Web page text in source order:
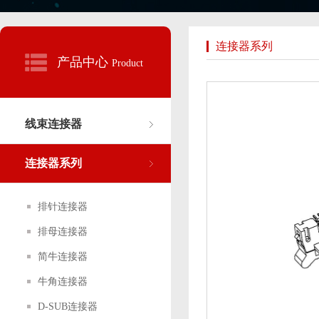
产品中心 Product
线束连接器
连接器系列
排针连接器
排母连接器
简牛连接器
牛角连接器
D-SUB连接器
连接器系列